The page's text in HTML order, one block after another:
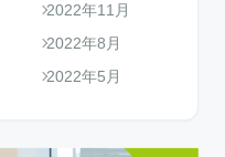
2022年11月
2022年8月
2022年5月